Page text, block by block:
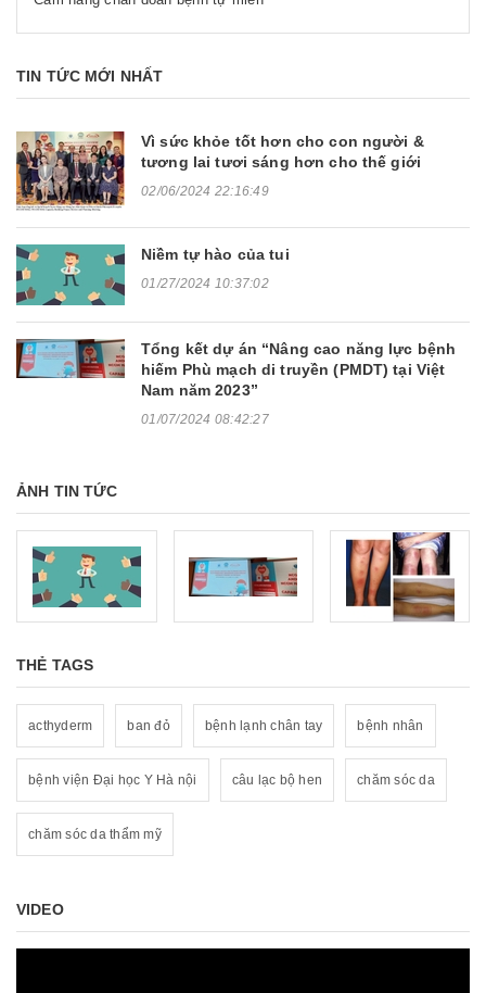
TIN TỨC MỚI NHẤT
Vì sức khỏe tốt hơn cho con người &
tương lai tươi sáng hơn cho thế giới
02/06/2024 22:16:49
Niềm tự hào của tui
01/27/2024 10:37:02
Tổng kết dự án “Nâng cao năng lực bệnh
hiếm Phù mạch di truyền (PMDT) tại Việt
Nam năm 2023”
01/07/2024 08:42:27
ẢNH TIN TỨC
THẺ TAGS
acthyderm ban đỏ bệnh lạnh chân tay bệnh nhân
bệnh viện Đại học Y Hà nội câu lạc bộ hen chăm sóc da
chăm sóc da thẩm mỹ
VIDEO